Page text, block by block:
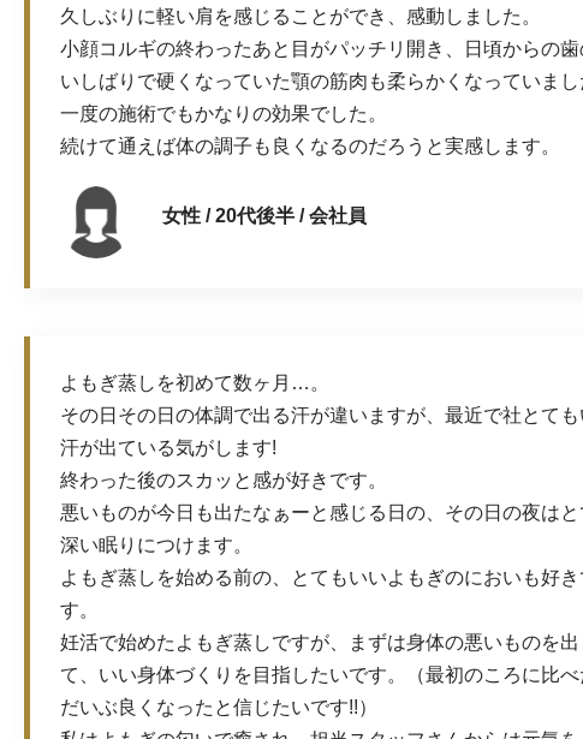
久しぶりに軽い肩を感じることができ、感動しました。
小顔コルギの終わったあと目がパッチリ開き、日頃からの歯
いしばりで硬くなっていた顎の筋肉も柔らかくなっていまし
一度の施術でもかなりの効果でした。
続けて通えば体の調子も良くなるのだろうと実感します。
女性 / 20代後半 / 会社員
よもぎ蒸しを初めて数ヶ月…。
その日その日の体調で出る汗が違いますが、最近で社とても
汗が出ている気がします!
終わった後のスカッと感が好きです。
悪いものが今日も出たなぁーと感じる日の、その日の夜はと
深い眠りにつけます。
よもぎ蒸しを始める前の、とてもいいよもぎのにおいも好き
す。
妊活で始めたよもぎ蒸しですが、まずは身体の悪いものを出
て、いい身体づくりを目指したいです。（最初のころに比べ
だいぶ良くなったと信じたいです!!）